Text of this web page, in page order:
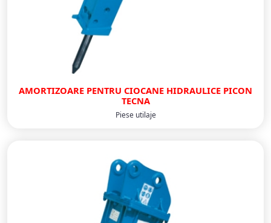
AMORTIZOARE PENTRU CIOCANE HIDRAULICE PICON
TECNA
Piese utilaje